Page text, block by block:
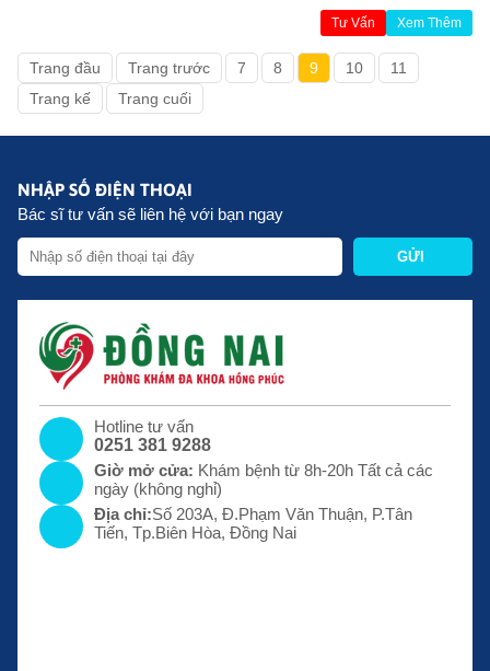
tìm hiểu nguyên nhân và phương pháp điều trị xuất huyết hậu
Tư Vấn Xem Thêm
Trang đầu Trang trước 7 8 9 10
11
Trang kế
Trang cuối
NHẬP SỐ ĐIỆN THOẠI
Bác sĩ tư vấn sẽ liên hệ với bạn ngay
GỬI
Hotline tư vấn
0251 381 9288
Giờ mở cửa: Khám bệnh từ 8h-20h Tất cả các
ngày (không nghỉ)
Địa chỉ:Số 203A, Đ.Phạm Văn Thuận, P.Tân
Tiến, Tp.Biên Hòa, Đồng Nai